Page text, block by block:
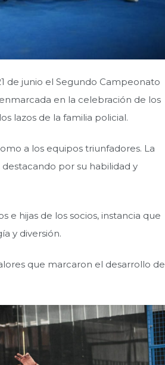
de junio el Segundo Campeonato
en la celebración de los
lazos de la familia policial.
a los equipos triunfadores. La
por su habilidad y
hijas de los socios, instancia que
y diversión.
que marcaron el desarrollo de